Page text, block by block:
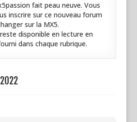
fait peau neuve. Vous
inscrire sur ce nouveau forum
sur la MX5.
disponible en lecture en
dans chaque rubrique.